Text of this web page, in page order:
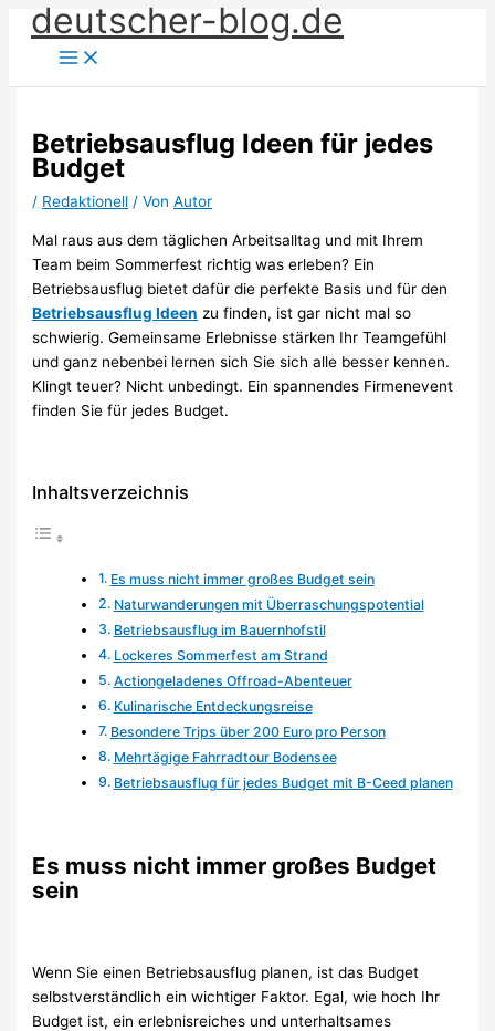
Zum
Inhalt
springen
deutscher-blog.de
Betriebsausflug Ideen für jedes
Budget
/ Redaktionell / VonAutor
Mal raus aus dem täglichen Arbeitsalltag und mit Ihrem
Team beim Sommerfest richtig was erleben? Ein
Betriebsausflug bietet dafür die perfekte Basis und für den
Betriebsausflug Ideen zu finden, ist gar nicht mal so
schwierig. Gemeinsame Erlebnisse stärken Ihr Teamgefühl
und ganz nebenbei lernen sich Sie sich alle besser kennen.
Klingt teuer? Nicht unbedingt. Ein spannendes Firmenevent
finden Sie für jedes Budget.
Inhaltsverzeichnis
Es muss nicht immer großes Budget sein
Naturwanderungen mit Überraschungspotential
Betriebsausflug im Bauernhofstil
Lockeres Sommerfest am Strand
Actiongeladenes Offroad-Abenteuer
Kulinarische Entdeckungsreise
Besondere Trips über 200 Euro pro Person
Mehrtägige Fahrradtour Bodensee
Betriebsausflug für jedes Budget mit B-Ceed planen
Es muss nicht immer großes Budget
sein
Wenn Sie einen Betriebsausflug planen, ist das Budget
selbstverständlich ein wichtiger Faktor. Egal, wie hoch Ihr
Budget ist, ein erlebnisreiches und unterhaltsames